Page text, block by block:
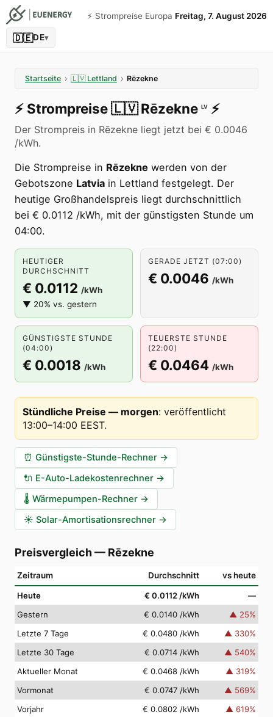
⚡️ Strompreise Europa Freitag, 7. August 2026
🇩🇪DE▾
Startseite › 🇱🇻 Lettland › Rēzekne
⚡️ Strompreise🇱🇻 Rēzekne LV ⚡️
Der Strompreis in Rēzekne liegt jetzt bei € 0.0046
/kWh.
Die Strompreise in Rēzekne werden von der
Gebotszone Latvia in Lettland festgelegt. Der
heutige Großhandelspreis liegt durchschnittlich
bei € 0.0112 /kWh, mit der günstigsten Stunde um
04:00.
HEUTIGER
DURCHSCHNITT
€ 0.0112 /kWh
▼ 20% vs. gestern
GERADE JETZT (07:00)
€ 0.0046 /kWh
GÜNSTIGSTE STUNDE
(04:00)
€ 0.0018 /kWh
TEUERSTE STUNDE
(22:00)
€ 0.0464 /kWh
Stündliche Preise — morgen: veröffentlicht
13:00–14:00 EEST.
⏰ Günstigste-Stunde-Rechner →
🔌 E-Auto-Ladekostenrechner →
🌡️ Wärmepumpen-Rechner →
☀️ Solar-Amortisationsrechner →
Preisvergleich— Rēzekne
Zeitraum Durchschnitt vs heute
Heute € 0.0112 /kWh
—
Gestern
€ 0.0140 /kWh ▲ 25%
Letzte 7 Tage
€ 0.0480 /kWh ▲ 330%
Letzte 30 Tage
€ 0.0714 /kWh ▲ 540%
Aktueller Monat
€ 0.0468 /kWh ▲ 319%
Vormonat
€ 0.0747 /kWh ▲ 569%
Vorjahr
€ 0.0802 /kWh ▲ 619%